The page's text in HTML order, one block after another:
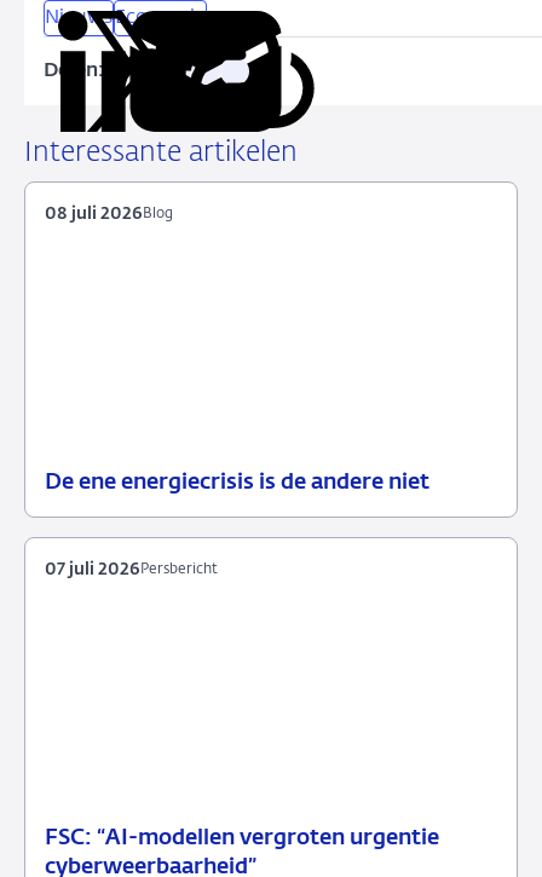
NieuwsEconomie
Delen:
Deel
LinkedIn
X
Deel
Facebook
Deel
e-
Kopieer
Interessante artikelen
De ene energiecrisis is de andere niet
2026
Blog
08 juli 2026
FSC: “AI-modellen vergroten urgentie
cyberweerbaarheid”
07
Persbericht
Persbericht
07 juli 2026